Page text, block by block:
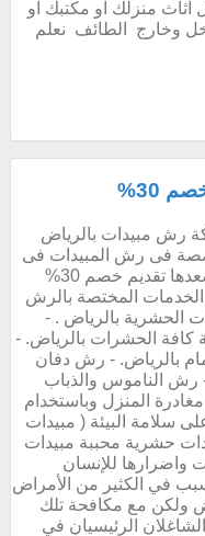
منزلك او مكتبك او
وخارج الطائف نعلم
رش مبيدات بالرياض
فى رش المبيدات فى
الرياض و مكافحة الحشرات بالرياض يسعدها تقديم خصم 30%
الخدمات المختصة بالرش
الحشرية بالرياض . -
كافة الحشرات بالرياض. -
بالرياض. - رش دفان
رش الناموس والذباب
المنزل وباستخدام
سلامة البيئة ( مبيدات
حشرية محببة مبيدات
للإنسان
في الكثير من الأمراض
ولكن مع مكافحة تلك
الرئيسيان في